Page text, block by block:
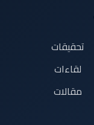
تحقيقات
لقاءات
مقالات